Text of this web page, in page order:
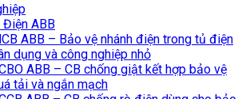
Điện ABB
ABB – Bảo vệ nhánh điện trong tủ điện
dụng và công nghiệp nhỏ
ABB – CB chống giật kết hợp bảo vệ
tải và ngắn mạch